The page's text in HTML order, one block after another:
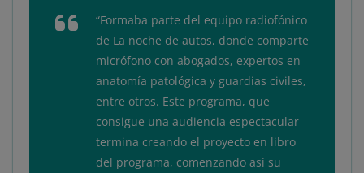
“Formaba parte del equipo radiofónico
de La noche de autos, donde comparte
micrófono con abogados, expertos en
anatomía patológica y guardias civiles,
entre otros. Este programa, que
consigue una audiencia espectacular
termina creando el proyecto en libro
del programa, comenzando así su